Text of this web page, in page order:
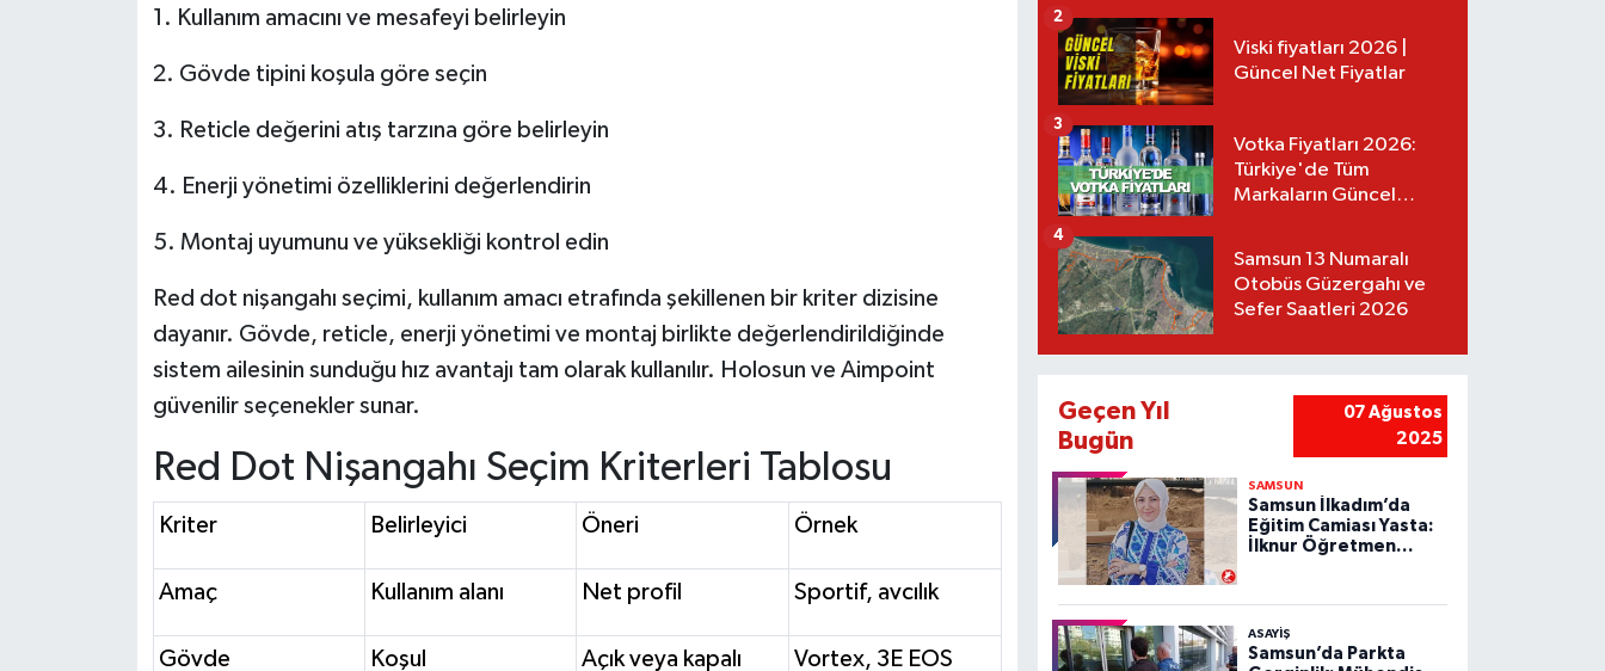
1. Kullanım amacını ve mesafeyi belirleyin
2. Gövde tipini koşula göre seçin
3. Reticle değerini atış tarzına göre belirleyin
4. Enerji yönetimi özelliklerini değerlendirin
5. Montaj uyumunu ve yüksekliği kontrol edin
Red dot nişangahı seçimi, kullanım amacı etrafında şekillenen bir kriter dizisine
dayanır. Gövde, reticle, enerji yönetimi ve montaj birlikte değerlendirildiğinde
sistem ailesinin sunduğu hız avantajı tam olarak kullanılır. Holosun ve Aimpoint
güvenilir seçenekler sunar.
Red Dot Nişangahı Seçim Kriterleri Tablosu
Kriter Belirleyici Öneri Örnek
Amaç Kullanım alanı Net profil Sportif, avcılık
Gövde Koşul Açık veya kapalı Vortex, 3E EOS
Viski fiyatları 2026 |
Güncel Net Fiyatlar
2
Votka Fiyatları 2026:
Türkiye'de Tüm
Markaların Güncel
3
Samsun 13 Numaralı
Otobüs Güzergahı ve
Sefer Saatleri 2026
4
Geçen Yıl
Bugün
07 Ağustos
2025
SAMSUN
Samsun İlkadım’da
Eğitim Camiası Yasta:
İlknur Öğretmen
ASAYIŞ
Samsun’da Parkta